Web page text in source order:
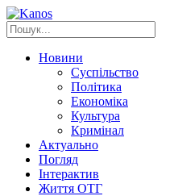
Новини
Суспільство
Політика
Економіка
Культура
Кримінал
Актуально
Погляд
Інтерактив
Життя ОТГ